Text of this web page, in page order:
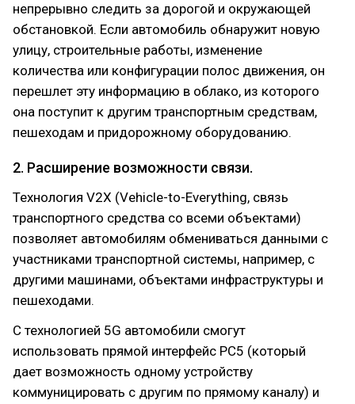
непрерывно следить за дорогой и окружающей
обстановкой. Если автомобиль обнаружит новую
улицу, строительные работы, изменение
количества или конфигурации полос движения, он
перешлет эту информацию в облако, из которого
она поступит к другим транспортным средствам,
пешеходам и придорожному оборудованию.
2. Расширение возможности связи.
Технология V2X (Vehicle-to-Everything, связь
транспортного средства со всеми объектами)
позволяет автомобилям обмениваться данными с
участниками транспортной системы, например, с
другими машинами, объектами инфраструктуры и
пешеходами.
С технологией 5G автомобили смогут
использовать прямой интерфейс PC5 (который
дает возможность одному устройству
коммуницировать с другим по прямому каналу) и